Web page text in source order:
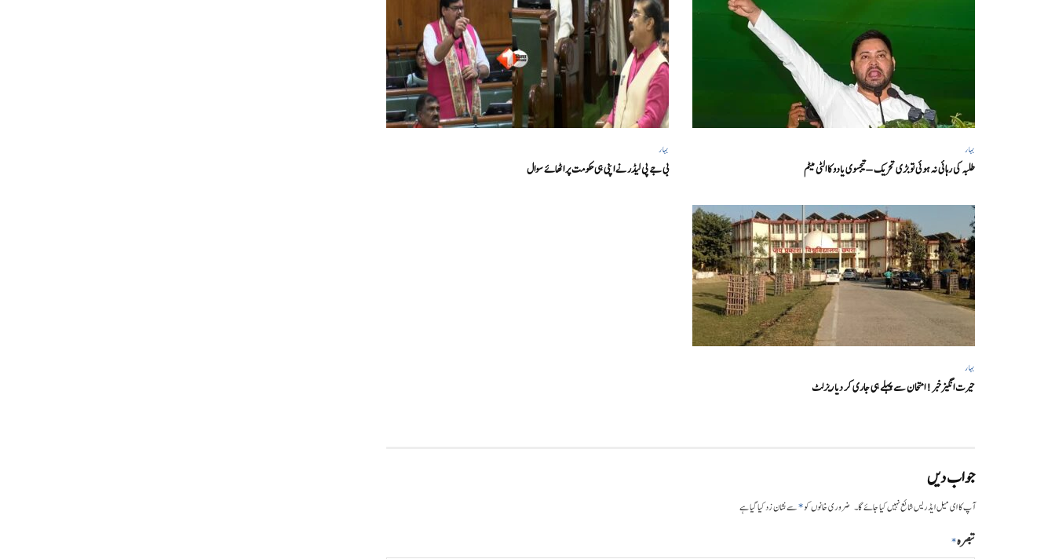
بہار
طلبہ کی رہائی نہ ہوئی تو بڑی تحریک – تیجسوی یادو کا الٹی میٹم
بہار
بی جے پی لیڈر نے اپنی ہی حکومت پر اٹھائے سوال
بہار
حیرت انگیزخبر ! امتحان سے پہلے ہی جاری کر دیا ریزلٹ
جواب دیں
آپ کا ای میل ایڈریس شائع نہیں کیا جائے گا۔ ضروری خانوں کو*سے نشان زد کیا گیا ہے
تبصرہ*